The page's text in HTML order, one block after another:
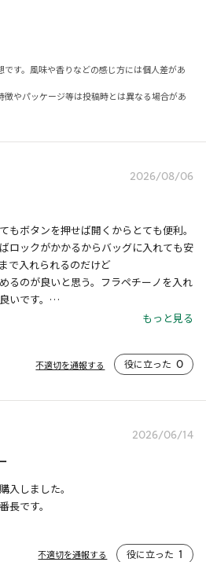
です。風味や香りなどの感じ方には個人差があ
やパッケージ等は投稿時とは異なる場合があ
2026/08/06
もボタンを押せば開くからとても便利。
ロックがかかるからバッグに入れても安
で入れられるのだけど
るのが良いと思う。フラペチーノを入れ
いです。
なかなか溶けない。とても良いものを手
もっと見る
不適切を通報する 役に立った 0
2026/06/14
入しました。
長です。
不適切を通報する 役に立った 1